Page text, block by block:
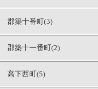
郡築十番町(3)
郡築十一番町(2)
高下西町(5)